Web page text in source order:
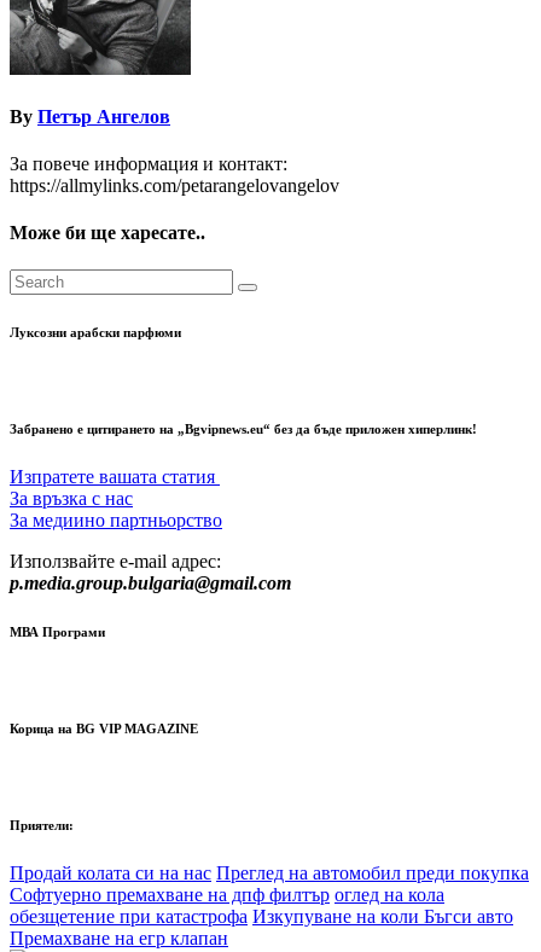
By Петър Ангелов
За повече информация и контакт:
https://allmylinks.com/petarangelovangelov
Може би ще харесате..
Луксозни арабски парфюми
Забранено е цитирането на „Bgvipnews.eu“ без да бъде приложен хиперлинк!
Изпратете вашата статия
За връзка с нас
За медиино партньорство
Използвайте e-mail адрес:
p.media.group.bulgaria@gmail.com
МВА Програми
Корица на BG VIP MAGAZINE
Приятели:
Продай колата си на нас Преглед на автомобил преди покупка
Софтуерно премахване на дпф филтър оглед на кола
обезщетение при катастрофа Изкупуване на коли Бъгси авто
Премахване на егр клапан